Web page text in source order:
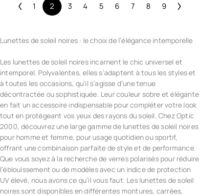
1 2 3 4 5 6 7 8 9
Lunettes de soleil noires : le choix de l’élégance intemporelle
Les lunettes de soleil noires incarnent le chic universel et
intemporel. Polyvalentes, elles s’adaptent à tous les styles et
à toutes les occasions, qu’il s’agisse d’une tenue
décontractée ou sophistiquée. Leur couleur sobre et élégante
en fait un accessoire indispensable pour compléter votre look
tout en protégeant vos yeux des rayons du soleil. Chez Optic
2000, découvrez une large gamme de lunettes de soleil noires
pour homme et femme, pour usage quotidien ou sportif,
offrant une combinaison parfaite de style et de performance.
Que vous soyez à la recherche de verres polarisés pour réduire
l’éblouissement ou de modèles avec un indice de protection
UV élevé, nous avons ce qu’il vous faut. Les lunettes de soleil
noires sont disponibles en différentes montures, carrées,